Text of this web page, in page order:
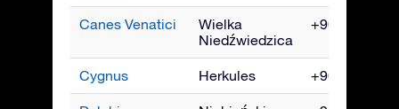
Canes Venatici
Wielka
Niedźwiedzica
+90° do -40°
Cygnus Herkules +90° do -40°